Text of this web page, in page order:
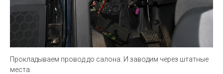
Прокладываем провод до салона. И заводим через штатные
места.